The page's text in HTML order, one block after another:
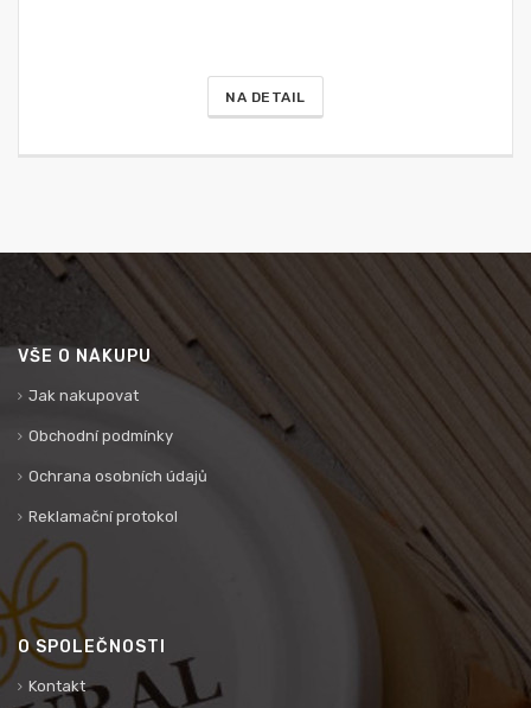
NA DETAIL
VŠE O NÁKUPU
Jak nakupovat
Obchodní podmínky
Ochrana osobních údajů
Reklamační protokol
O SPOLEČNOSTI
Kontakt